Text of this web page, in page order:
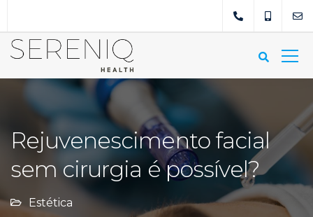
Rejuvenescimento facial
sem cirurgia é possível?
Estética